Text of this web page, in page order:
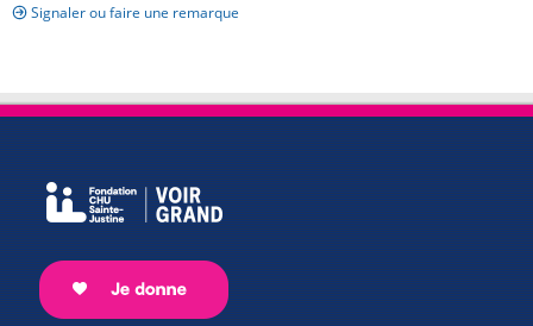
Signaler ou faire une remarque